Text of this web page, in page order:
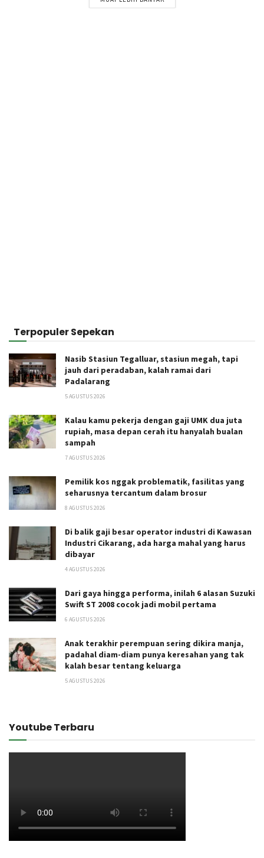
Terpopuler Sepekan
Nasib Stasiun Tegalluar, stasiun megah, tapi
jauh dari peradaban, kalah ramai dari
Padalarang
5 AGUSTUS 2026
Kalau kamu pekerja dengan gaji UMK dua juta
rupiah, masa depan cerah itu hanyalah bualan
sampah
7 AGUSTUS 2026
Pemilik kos nggak problematik, fasilitas yang
seharusnya tercantum dalam brosur
8 AGUSTUS 2026
Di balik gaji besar operator industri di Kawasan
Industri Cikarang, ada harga mahal yang harus
dibayar
4 AGUSTUS 2026
Dari gaya hingga performa, inilah 6 alasan Suzuki
Swift ST 2008 cocok jadi mobil pertama
6 AGUSTUS 2026
Anak terakhir perempuan sering dikira manja,
padahal diam-diam punya keresahan yang tak
kalah besar tentang keluarga
5 AGUSTUS 2026
Youtube Terbaru